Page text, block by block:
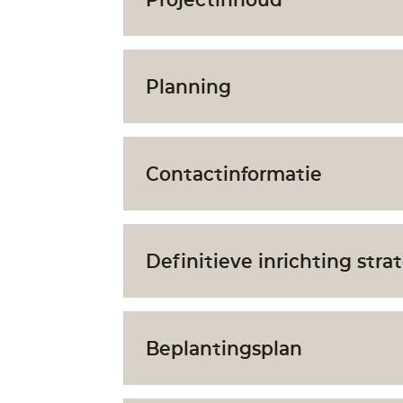
Planning
Contactinformatie
Definitieve inrichting
Beplantingsplan